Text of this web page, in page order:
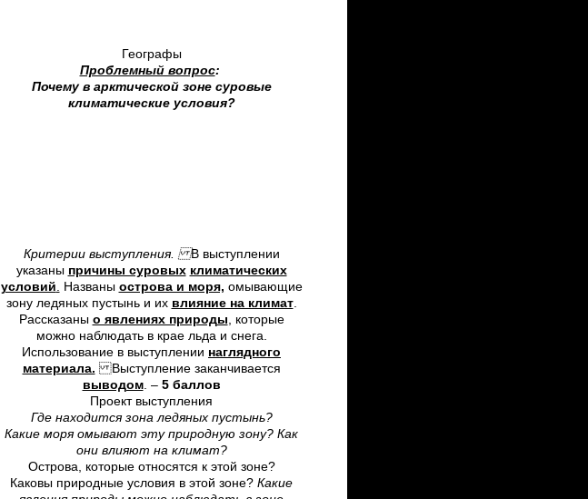
Географы
Проблемный вопрос:
Почему в арктической зоне суровые
климатические условия?
Критерии выступления.В выступлении
указаны причины суровых климатических
условий. Названы острова и моря, омывающие
зону ледяных пустынь и их влияние на климат.
Рассказаны о явлениях природы, которые
можно наблюдать в крае льда и снега.
Использование в выступлении наглядного
материала. Выступление заканчивается
выводом. – 5 баллов
Проект выступления
Где находится зона ледяных пустынь?
Какие моря омывают эту природную зону? Как
они влияют на климат?
Острова, которые относятся к этой зоне?
Каковы природные условия в этой зоне? Какие